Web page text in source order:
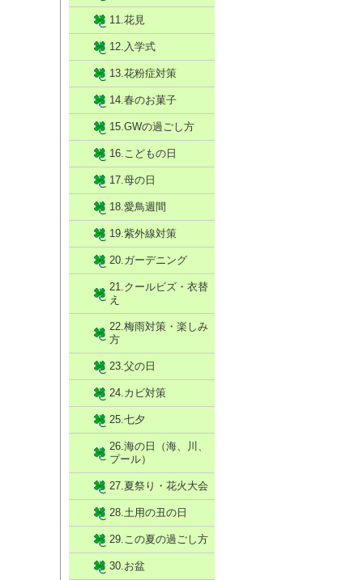
11.花見
12.入学式
13.花粉症対策
14.春のお菓子
15.GWの過ごし方
16.こどもの日
17.母の日
18.愛鳥週間
19.紫外線対策
20.ガーデニング
21.クールビズ・衣替
え
22.梅雨対策・楽しみ
方
23.父の日
24.カビ対策
25.七夕
26.海の日（海、川、
プール）
27.夏祭り・花火大会
28.土用の丑の日
29.この夏の過ごし方
30.お盆